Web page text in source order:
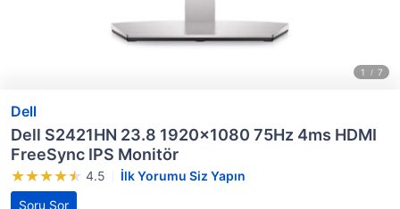
Dell
Dell S2421HN 23.8 1920x1080 75Hz 4ms HDMI
FreeSync IPS Monitör
4.5
İlk Yorumu Siz Yapın
Soru Sor